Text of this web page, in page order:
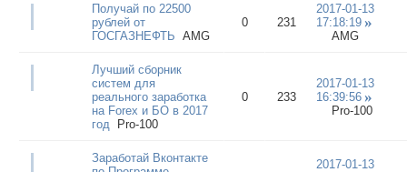
Получай по 22500
рублей от
ГОСГАЗНЕФТЬ AMG
0 231
2017-01-13
17:18:19
AMG
Лучший сборник
систем для
реального заработка
на Forex и БО в 2017
год
Pro-100
0 233
2017-01-13
16:39:56
Pro-100
Заработай Вконтакте
2017-01-13